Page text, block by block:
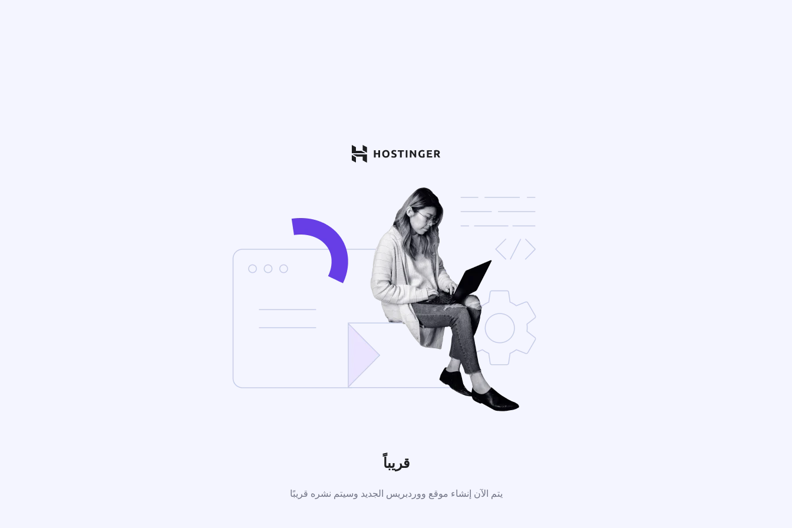
قريباً
يتم الآن إنشاء موقع ووردبريس الجديد وسيتم نشره قريبًا